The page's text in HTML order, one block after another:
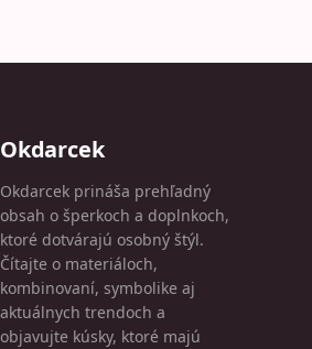
Okdarcek
Okdarcek prináša prehľadný
obsah o šperkoch a doplnkoch,
ktoré dotvárajú osobný štýl.
Čítajte o materiáloch,
kombinovaní, symbolike aj
aktuálnych trendoch a
objavujte kúsky, ktoré majú